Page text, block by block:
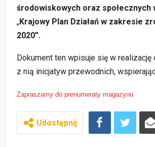
środowiskowych oraz
„Krajowy Plan Działań w zakresie
2020”.
Dokument ten wpisuje się w
z nią inicjatyw przewodnich,
Zapraszamy do prenumeraty magazynu
Udostępnij